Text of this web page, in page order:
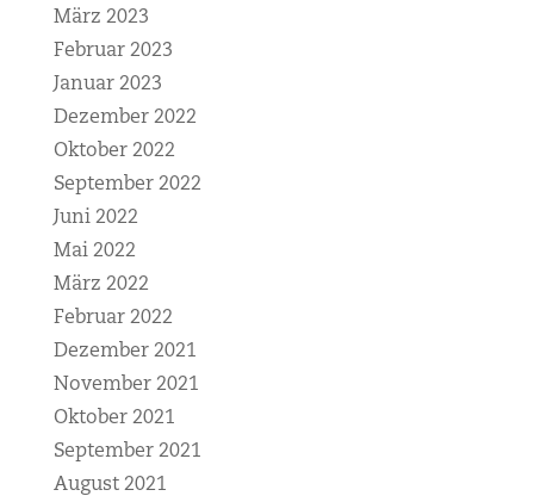
März 2023
Februar 2023
Januar 2023
Dezember 2022
Oktober 2022
September 2022
Juni 2022
Mai 2022
März 2022
Februar 2022
Dezember 2021
November 2021
Oktober 2021
September 2021
August 2021